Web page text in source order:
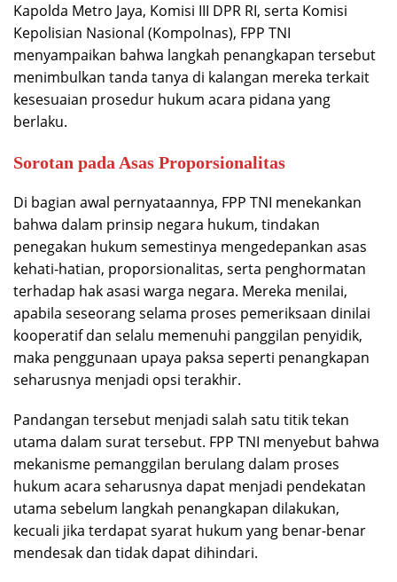
Kapolda Metro Jaya, Komisi III DPR RI, serta Komisi
Kepolisian Nasional (Kompolnas), FPP TNI
menyampaikan bahwa langkah penangkapan tersebut
menimbulkan tanda tanya di kalangan mereka terkait
kesesuaian prosedur hukum acara pidana yang
berlaku.
Sorotan pada Asas Proporsionalitas
Di bagian awal pernyataannya, FPP TNI menekankan
bahwa dalam prinsip negara hukum, tindakan
penegakan hukum semestinya mengedepankan asas
kehati-hatian, proporsionalitas, serta penghormatan
terhadap hak asasi warga negara. Mereka menilai,
apabila seseorang selama proses pemeriksaan dinilai
kooperatif dan selalu memenuhi panggilan penyidik,
maka penggunaan upaya paksa seperti penangkapan
seharusnya menjadi opsi terakhir.
Pandangan tersebut menjadi salah satu titik tekan
utama dalam surat tersebut. FPP TNI menyebut bahwa
mekanisme pemanggilan berulang dalam proses
hukum acara seharusnya dapat menjadi pendekatan
utama sebelum langkah penangkapan dilakukan,
kecuali jika terdapat syarat hukum yang benar-benar
mendesak dan tidak dapat dihindari.